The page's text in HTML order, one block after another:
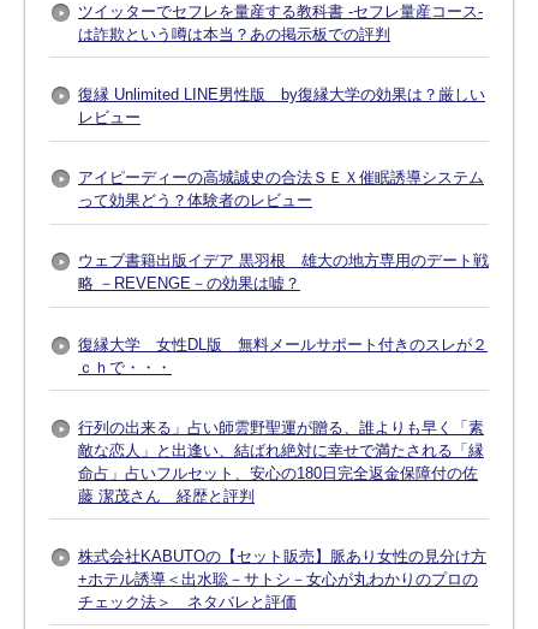
ツイッターでセフレを量産する教科書 -セフレ量産コース-
は詐欺という噂は本当？あの掲示板での評判
復縁 Unlimited LINE男性版 by復縁大学の効果は？厳しい
レビュー
アイピーディーの高城誠史の合法ＳＥＸ催眠誘導システム
って効果どう？体験者のレビュー
ウェブ書籍出版イデア 黒羽根 雄大の地方専用のデート戦
略 －REVENGE－の効果は嘘？
復縁大学 女性DL版 無料メールサポート付きのスレが２
ｃｈで・・・
行列の出来る」占い師雲野聖運が贈る、誰よりも早く「素
敵な恋人」と出逢い、結ばれ絶対に幸せで満たされる「縁
命占」占いフルセット、安心の180日完全返金保障付の佐
藤 潔茂さん 経歴と評判
株式会社KABUTOの【セット販売】脈あり女性の見分け方
+ホテル誘導＜出水聡－サトシ－女心が丸わかりのプロの
チェック法＞ ネタバレと評価